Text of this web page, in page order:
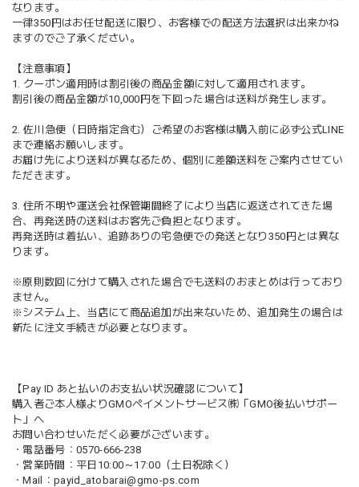
なります。
一律350円はお任せ配送に限り、お客様での配送方法選択は出来かね
ますのでご了承ください。
【注意事項】
1. クーポン適用時は割引後の商品金額に対して適用されます。
割引後の商品金額が10,000円を下回った場合は送料が発生します。
2. 佐川急便（日時指定含む）ご希望のお客様は購入前に必ず公式LINE
まで連絡お願いします。
お届け先により送料が異なるため、個別に差額送料をご案内させてい
ただきます。
3. 住所不明や運送会社保管期間終了により当店に返送されてきた場
合、再発送時の送料はお客先ご負担となります。
再発送時は着払い、追跡ありの宅急便での発送となり350円とは異な
ります。
※原則数回に分けて購入された場合でも送料のおまとめは行っており
ません。
※システム上、当店にて商品追加が出来ないため、追加発生の場合は
新たに注文手続きが必要となります。
【Pay ID あと払いのお支払い状況確認について】
購入者ご本人様よりGMOペイメントサービス㈱「GMO後払いサポー
ト」へ
お問い合わせいただく必要がございます。
・電話番号：0570-666-238
・営業時間：平日10:00～17:00（土日祝除く）
・Mail： payid_atobarai@gmo-ps.com